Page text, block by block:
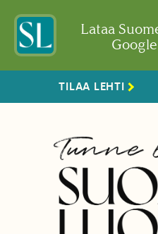
Lataa
TILAA LEHTI